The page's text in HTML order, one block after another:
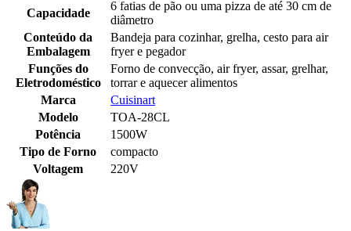
Capacidade
6 fatias de pão ou uma pizza de até 30 cm de
diâmetro
Conteúdo da
Embalagem
Bandeja para cozinhar, grelha, cesto para air
fryer e pegador
Funções do
Eletrodoméstico
Forno de convecção, air fryer, assar, grelhar,
torrar e aquecer alimentos
Marca
Cuisinart
Modelo
TOA-28CL
Potência
1500W
Tipo de Forno
compacto
Voltagem
220V